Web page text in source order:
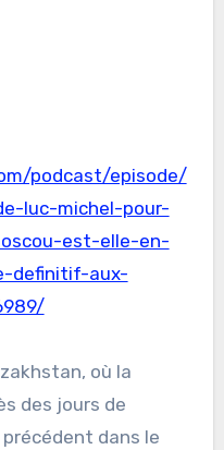
podcast/episode/
luc-michel-pour-
est-elle-en-
definitif-aux-
où la
des jours de
dans le